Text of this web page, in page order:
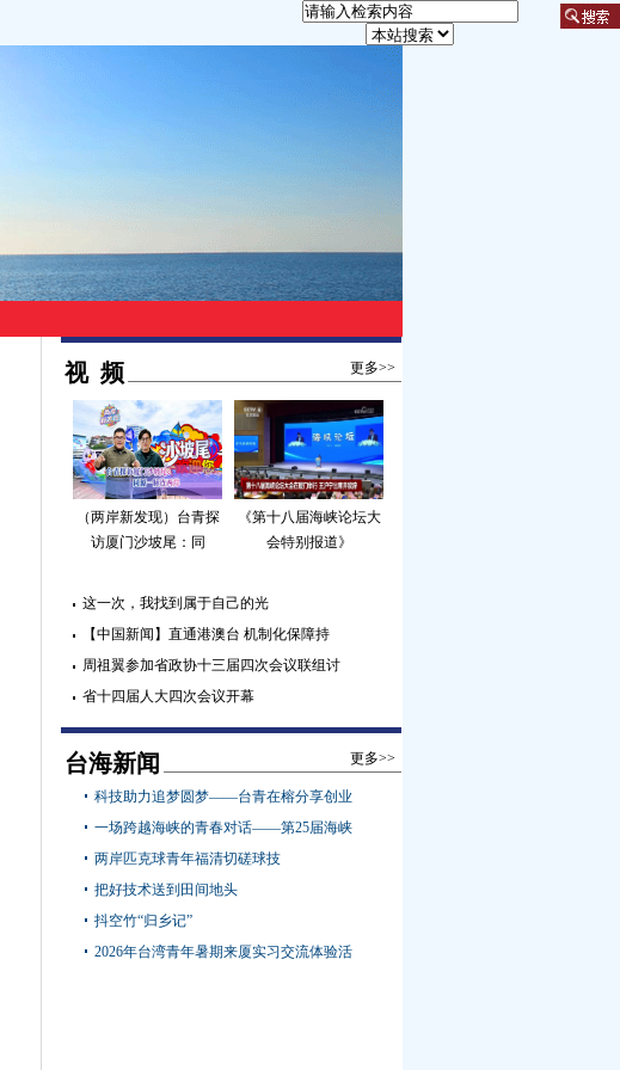
视 频 更多>>
（两岸新发现）台青探
访厦门沙坡尾：同
《第十八届海峡论坛大
会特别报道》
这一次，我找到属于自己的光
【中国新闻】直通港澳台 机制化保障持
周祖翼参加省政协十三届四次会议联组讨
省十四届人大四次会议开幕
台海新闻 更多>>
科技助力追梦圆梦——台青在榕分享创业
一场跨越海峡的青春对话——第25届海峡
两岸匹克球青年福清切磋球技
把好技术送到田间地头
抖空竹“归乡记”
2026年台湾青年暑期来厦实习交流体验活